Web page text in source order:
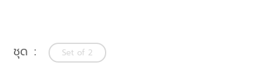
ชุด Set of 2